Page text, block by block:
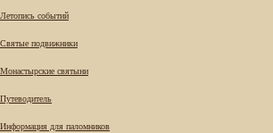
Летопись событий
Святые подвижники
Монастырские святыни
Путеводитель
Информация для паломников